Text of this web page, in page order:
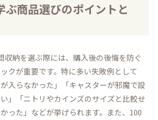
ぶ商品選びのポイントと
収納を選ぶ際には、購入後の後悔を防ぐ
クが重要です。特に多い失敗例として
が入らなかった」「キャスターが邪魔で設
」「ニトリやカインズのサイズと比較せ
った」などが挙げられます。また、100